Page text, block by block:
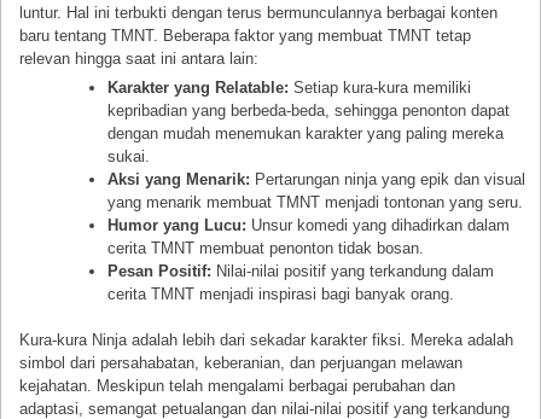
luntur. Hal ini terbukti dengan terus bermunculannya berbagai konten
baru tentang TMNT. Beberapa faktor yang membuat TMNT tetap
relevan hingga saat ini antara lain:
Karakter yang Relatable: Setiap kura-kura memiliki
kepribadian yang berbeda-beda, sehingga penonton dapat
dengan mudah menemukan karakter yang paling mereka
sukai.
Aksi yang Menarik: Pertarungan ninja yang epik dan visual
yang menarik membuat TMNT menjadi tontonan yang seru.
Humor yang Lucu: Unsur komedi yang dihadirkan dalam
cerita TMNT membuat penonton tidak bosan.
Pesan Positif: Nilai-nilai positif yang terkandung dalam
cerita TMNT menjadi inspirasi bagi banyak orang.
Kura-kura Ninja adalah lebih dari sekadar karakter fiksi. Mereka adalah
simbol dari persahabatan, keberanian, dan perjuangan melawan
kejahatan. Meskipun telah mengalami berbagai perubahan dan
adaptasi, semangat petualangan dan nilai-nilai positif yang terkandung